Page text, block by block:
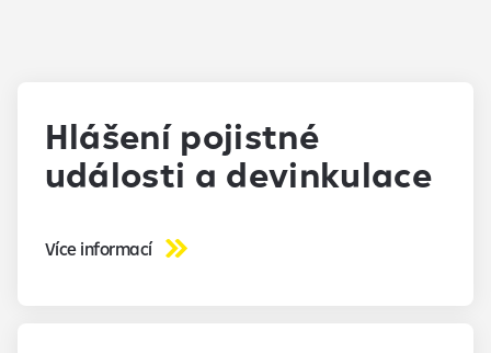
Hlášení pojistné
události a devinkulace
Více informací